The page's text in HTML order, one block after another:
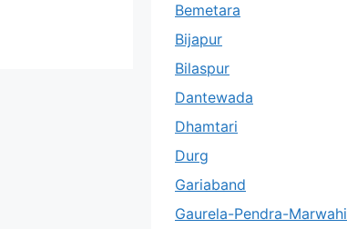
Bemetara
Bijapur
Bilaspur
Dantewada
Dhamtari
Durg
Gariaband
Gaurela-Pendra-Marwahi